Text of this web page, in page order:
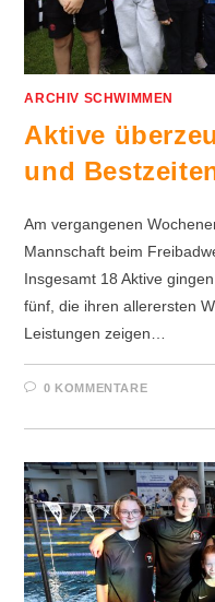
ARCHIV SCHWIMMEN
Aktive
und
Am vergangenen
Mannschaft beim
Insgesamt 18 Aktive
fünf, die ihren allerersten
Leistungen zeigen…
0 KOMMENTARE